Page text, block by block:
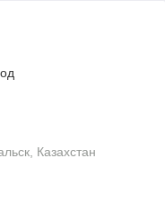
Казахстан